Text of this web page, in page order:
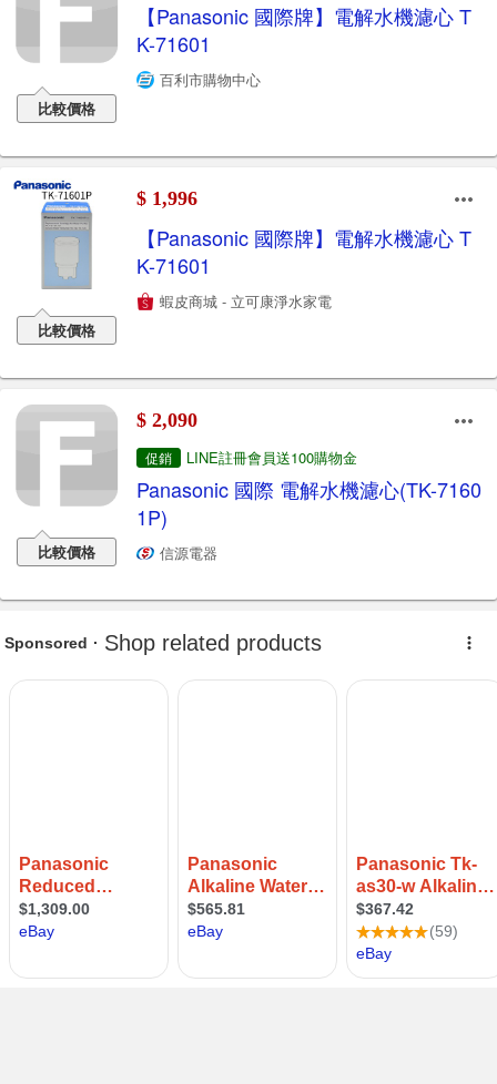
比較價格
【Panasonic 國際牌】電解水機濾心 T
K-71601
百利市購物中心
比較價格
$ 1,996
【Panasonic 國際牌】電解水機濾心 T
K-71601
蝦皮商城 - 立可康淨水家電
比較價格
$ 2,090
促銷 LINE註冊會員送100購物金
Panasonic 國際 電解水機濾心(TK-7160
1P)
信源電器